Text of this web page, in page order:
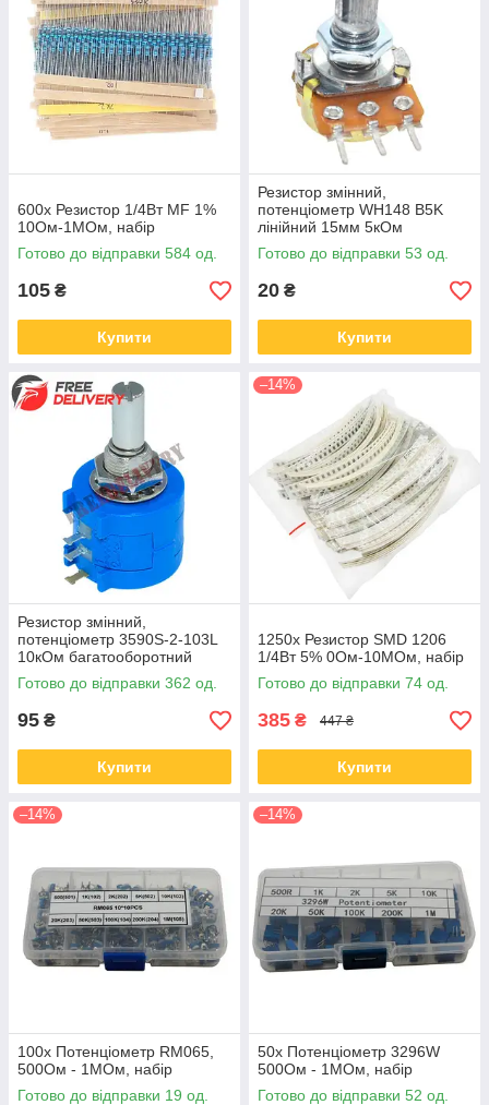
600x Резистор 1/4Вт MF 1%
10Ом-1МОм, набір
Готово до відправки 584 од.
105 ₴
Купити
Резистор змінний,
потенціометр WH148 B5K
лінійний 15мм 5кОм
Готово до відправки 53 од.
20 ₴
Купити
Резистор змінний,
потенціометр 3590S-2-103L
10кОм багатооборотний
Готово до відправки 362 од.
95 ₴
Купити
–14%
1250x Резистор SMD 1206
1/4Вт 5% 0Ом-10МОм, набір
Готово до відправки 74 од.
385 ₴ 447 ₴
Купити
–14%
100x Потенціометр RM065,
500Ом - 1МОм, набір
Готово до відправки 19 од.
–14%
50x Потенціометр 3296W
500Ом - 1МОм, набір
Готово до відправки 52 од.